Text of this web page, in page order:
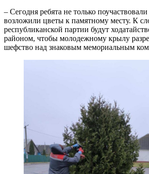
– Сегодня ребята не только
возложили цветы к памятному месту. К
республиканской партии будут
районом, чтобы молодежному крылу
шефство над знаковым мемориальным